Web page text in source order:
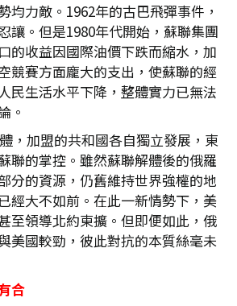
均力敵。1962年的古巴飛彈事件，
讓。但是1980年代開始，蘇聯集團
的收益因國際油價下跌而縮水，加
競賽方面龐大的支出，使蘇聯的經
民生活水平下降，整體實力已無法
。
，加盟的共和國各自獨立發展，東
聯的掌控。雖然蘇聯解體後的俄羅
分的資源，仍舊維持世界強權的地
經大不如前。在此一新情勢下，美
至領導北約東擴。但即便如此，俄
美國較勁，彼此對抗的本質絲毫未
合